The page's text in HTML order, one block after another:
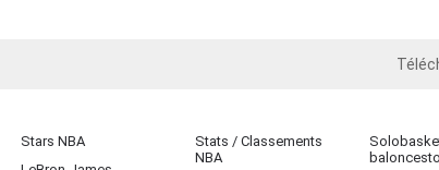
iOS
Stars NBA
Stats / Classements
NBA